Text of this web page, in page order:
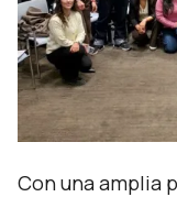
Con una amplia